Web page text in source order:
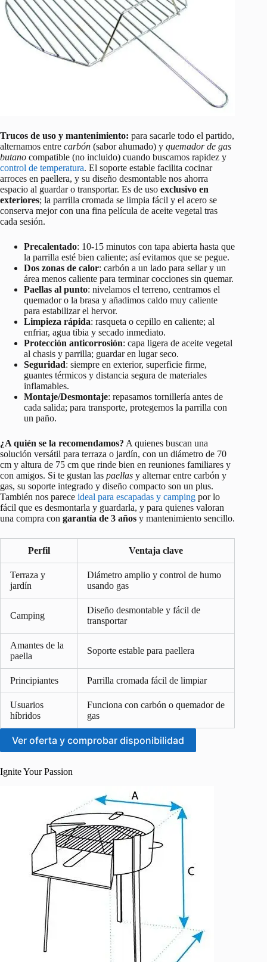
Trucos de uso y mantenimiento: para sacarle todo el partido,
alternamos entre carbón (sabor ahumado) y quemador de gas
butano compatible (no incluido) cuando buscamos rapidez y
control de temperatura. El soporte estable facilita cocinar
arroces en paellera, y su diseño desmontable nos ahorra
espacio al guardar o transportar. Es de uso exclusivo en
exteriores; la parrilla cromada se limpia fácil y el acero se
conserva mejor con una fina película de aceite vegetal tras
cada sesión.
Precalentado: 10-15 minutos con tapa abierta hasta que
la parrilla esté bien caliente; así evitamos que se pegue.
Dos zonas de calor: carbón a un lado para sellar y un
área menos caliente para terminar cocciones sin quemar.
Paellas al punto: nivelamos el terreno, centramos el
quemador o la brasa y añadimos caldo muy caliente
para estabilizar el hervor.
Limpieza rápida: rasqueta o cepillo en caliente; al
enfriar, agua tibia y secado inmediato.
Protección anticorrosión: capa ligera de aceite vegetal
al chasis y parrilla; guardar en lugar seco.
Seguridad: siempre en exterior, superficie firme,
guantes térmicos y distancia segura de materiales
inflamables.
Montaje/Desmontaje: repasamos tornillería antes de
cada salida; para transporte, protegemos la parrilla con
un paño.
¿A quién se la recomendamos? A quienes buscan una
solución versátil para terraza o jardín, con un diámetro de 70
cm y altura de 75 cm que rinde bien en reuniones familiares y
con amigos. Si te gustan las paellas y alternar entre carbón y
gas, su soporte integrado y diseño compacto son un plus.
También nos parece ideal para escapadas y camping por lo
fácil que es desmontarla y guardarla, y para quienes valoran
una compra con garantía de 3 años y mantenimiento sencillo.
Perfil Ventaja clave
Terraza y
jardín
Diámetro amplio y control de humo
usando gas
Camping
Diseño desmontable y fácil de
transportar
Amantes de la
paella
Soporte estable para paellera
Principiantes Parrilla cromada fácil de limpiar
Usuarios
híbridos
Funciona con carbón o quemador de
gas
Ver oferta y comprobar disponibilidad
Ignite Your Passion